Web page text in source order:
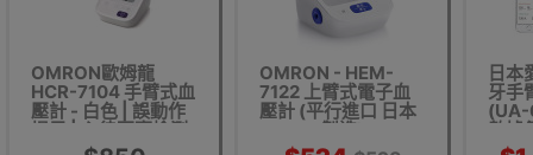
OMRON歐姆龍
HCR-7104 手臂式血
壓計 - 白色 | 誤動作
提示 | 心律不齊檢測
| 香港行貨
OMRON - HEM-
7122 上臂式電子血
壓計 (平行進口 日本
製造)
日本
牙手
(UA-
數據
規